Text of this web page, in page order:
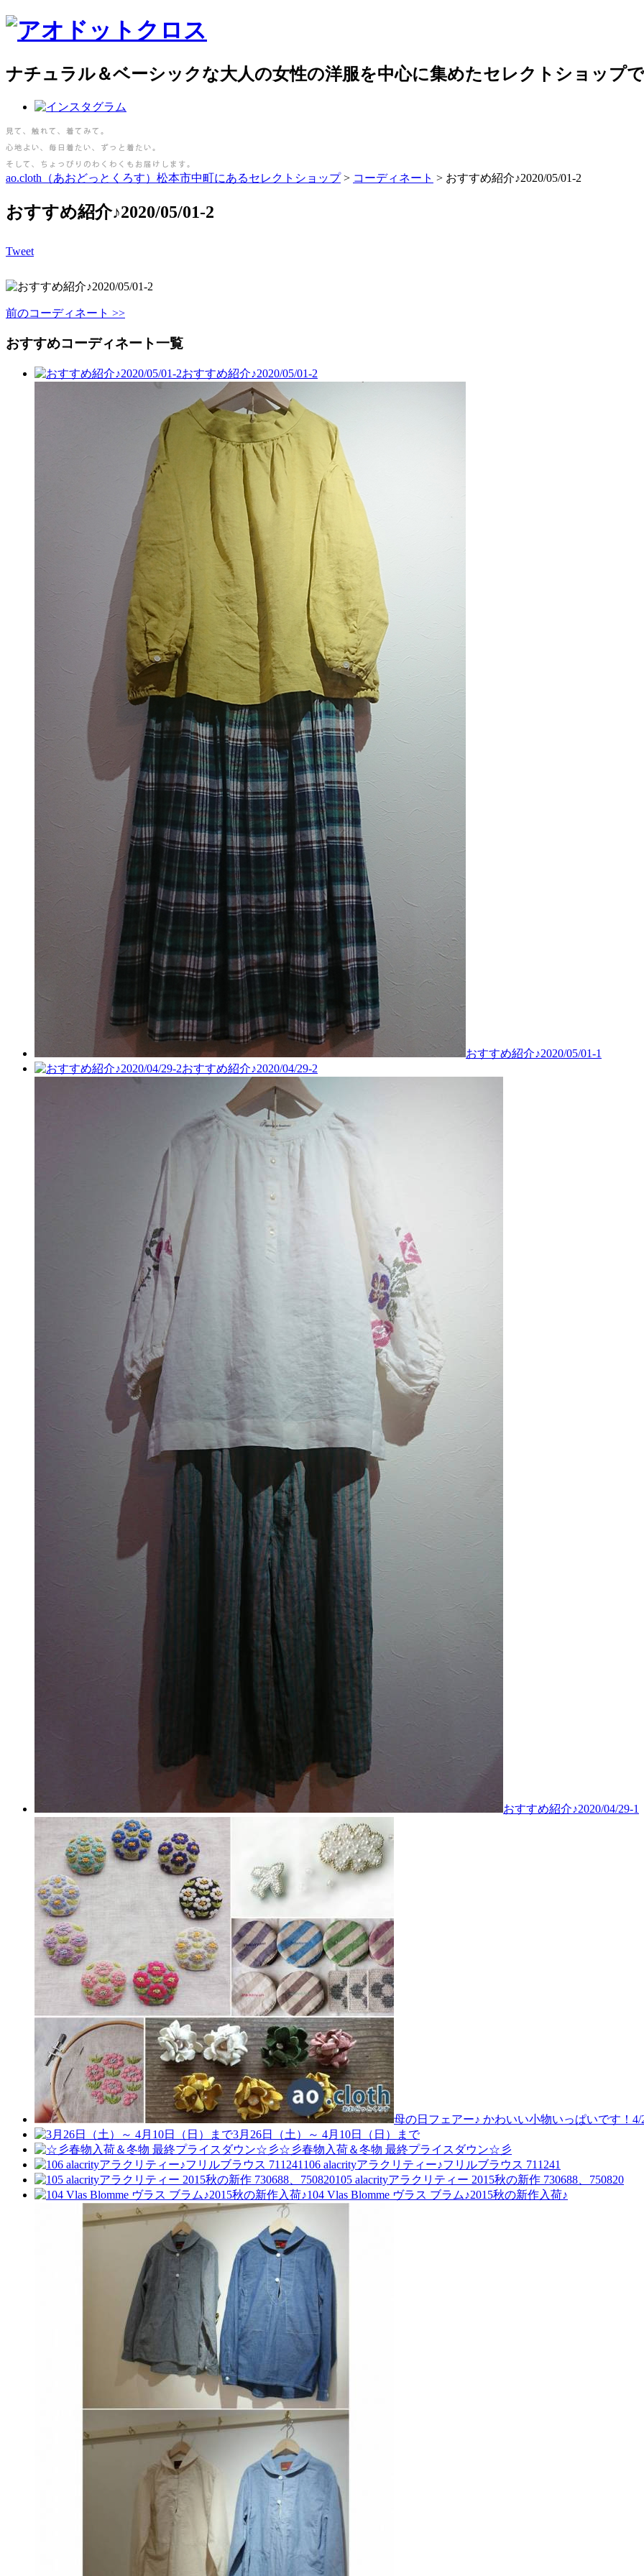
ナチュラル＆ベーシックな大人の女性の洋服を中心に集めたセレクトショップ
ao.cloth（あおどっとくろす）松本市中町にあるセレクトショップ> コーディネート > おすすめ紹介♪2020/05/01-2
おすすめ紹介♪2020/05/01-2
Tweet
前のコーディネート >>
おすすめコーディネート一覧
おすすめ紹介♪2020/05/01-2
おすすめ紹介♪2020/05/01-1
おすすめ紹介♪2020/04/29-2
おすすめ紹介♪2020/04/29-1
母の日フェアー♪ かわいい小物いっぱいです！4/
3月26日（土）～ 4月10日（日）まで
☆彡春物入荷＆冬物 最終プライスダウン☆彡
106 alacrityアラクリティー♪フリルブラウス 711241
105 alacrityアラクリティー 2015秋の新作 730688、750820
104 Vlas Blomme ヴラス ブラム♪2015秋の新作入荷♪